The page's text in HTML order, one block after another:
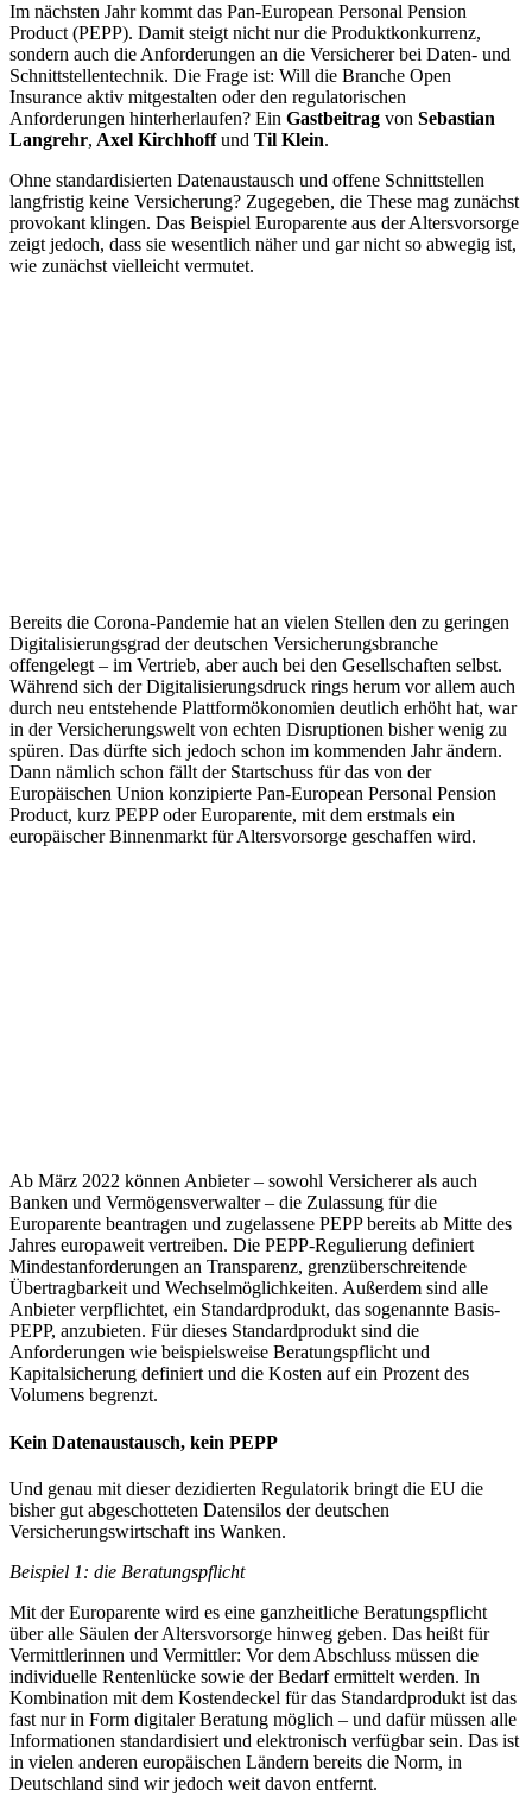
Im nächsten Jahr kommt das Pan-European Personal Pension
Product (PEPP). Damit steigt nicht nur die Produktkonkurrenz,
sondern auch die Anforderungen an die Versicherer bei Daten- und
Schnittstellentechnik. Die Frage ist: Will die Branche Open
Insurance aktiv mitgestalten oder den regulatorischen
Anforderungen hinterherlaufen? Ein Gastbeitrag von Sebastian
Langrehr, Axel Kirchhoffund Til Klein.
Ohne standardisierten Datenaustausch und offene Schnittstellen
langfristig keine Versicherung? Zugegeben, die These mag zunächst
provokant klingen. Das Beispiel Europarente aus der Altersvorsorge
zeigt jedoch, dass sie wesentlich näher und gar nicht so abwegig ist,
wie zunächst vielleicht vermutet.
Bereits die Corona-Pandemie hat an vielen Stellen den zu geringen
Digitalisierungsgrad der deutschen Versicherungsbranche
offengelegt – im Vertrieb, aber auch bei den Gesellschaften selbst.
Während sich der Digitalisierungsdruck rings herum vor allem auch
durch neu entstehende Plattformökonomien deutlich erhöht hat, war
in der Versicherungswelt von echten Disruptionen bisher wenig zu
spüren. Das dürfte sich jedoch schon im kommenden Jahr ändern.
Dann nämlich schon fällt der Startschuss für das von der
Europäischen Union konzipierte Pan-European Personal Pension
Product, kurz PEPP oder Europarente, mit dem erstmals ein
europäischer Binnenmarkt für Altersvorsorge geschaffen wird.
Ab März 2022 können Anbieter – sowohl Versicherer als auch
Banken und Vermögensverwalter – die Zulassung für die
Europarente beantragen und zugelassene PEPP bereits ab Mitte des
Jahres europaweit vertreiben. Die PEPP-Regulierung definiert
Mindestanforderungen an Transparenz, grenzüberschreitende
Übertragbarkeit und Wechselmöglichkeiten. Außerdem sind alle
Anbieter verpflichtet, ein Standardprodukt, das sogenannte Basis-
PEPP, anzubieten. Für dieses Standardprodukt sind die
Anforderungen wie beispielsweise Beratungspflicht und
Kapitalsicherung definiert und die Kosten auf ein Prozent des
Volumens begrenzt.
Kein Datenaustausch, kein PEPP
Und genau mit dieser dezidierten Regulatorik bringt die EU die
bisher gut abgeschotteten Datensilos der deutschen
Versicherungswirtschaft ins Wanken.
Beispiel 1: die Beratungspflicht
Mit der Europarente wird es eine ganzheitliche Beratungspflicht
über alle Säulen der Altersvorsorge hinweg geben. Das heißt für
Vermittlerinnen und Vermittler: Vor dem Abschluss müssen die
individuelle Rentenlücke sowie der Bedarf ermittelt werden. In
Kombination mit dem Kostendeckel für das Standardprodukt ist das
fast nur in Form digitaler Beratung möglich – und dafür müssen alle
Informationen standardisiert und elektronisch verfügbar sein. Das ist
in vielen anderen europäischen Ländern bereits die Norm, in
Deutschland sind wir jedoch weit davon entfernt.